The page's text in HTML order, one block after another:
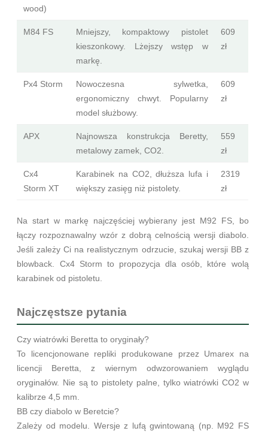
wood)
M84 FS
Mniejszy, kompaktowy pistolet
kieszonkowy. Lżejszy wstęp w
markę.
609
zł
Px4 Storm
Nowoczesna sylwetka,
ergonomiczny chwyt. Popularny
model służbowy.
609
zł
APX
Najnowsza konstrukcja Beretty,
metalowy zamek, CO2.
559
zł
Cx4
Storm XT
Karabinek na CO2, dłuższa lufa i
większy zasięg niż pistolety.
2319
zł
Na start w markę najczęściej wybierany jest M92 FS, bo
łączy rozpoznawalny wzór z dobrą celnością wersji diabolo.
Jeśli zależy Ci na realistycznym odrzucie, szukaj wersji BB z
blowback. Cx4 Storm to propozycja dla osób, które wolą
karabinek od pistoletu.
Najczęstsze pytania
Czy wiatrówki Beretta to oryginały?
To licencjonowane repliki produkowane przez Umarex na
licencji Beretta, z wiernym odwzorowaniem wyglądu
oryginałów. Nie są to pistolety palne, tylko wiatrówki CO2 w
kalibrze 4,5 mm.
BB czy diabolo w Beretcie?
Zależy od modelu. Wersje z lufą gwintowaną (np. M92 FS